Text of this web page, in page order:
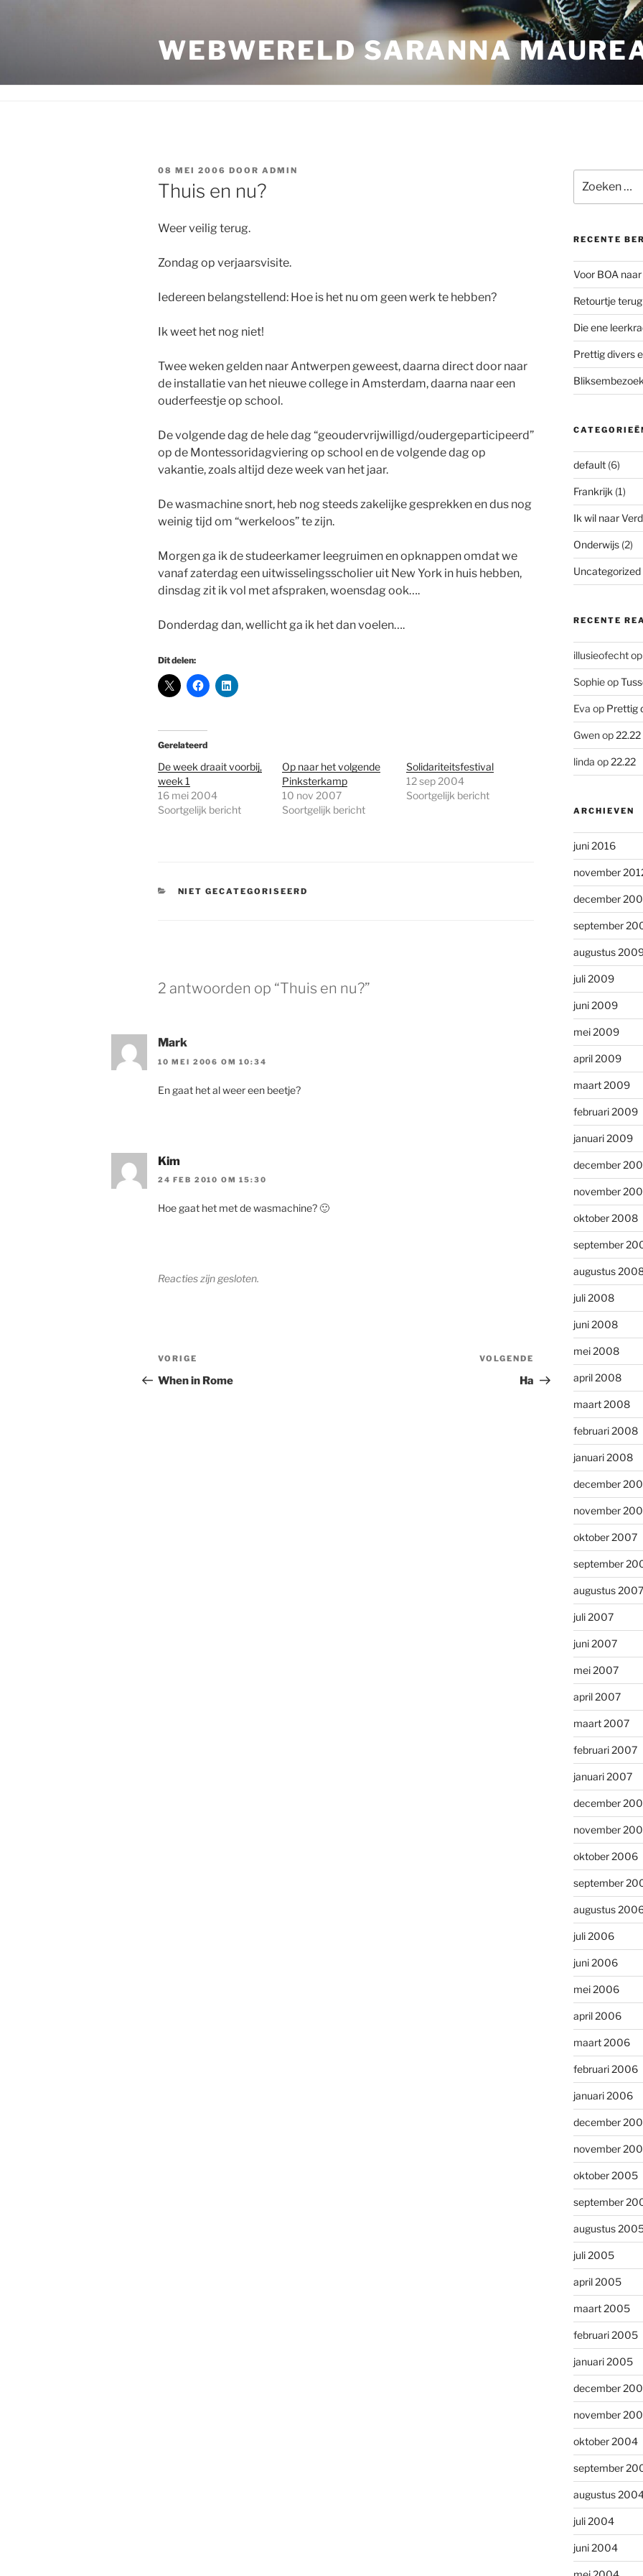
WEBWERELD SARANNA
GEPLAATST
OP
08 MEI 2006 DOOR ADMIN
Thuis en nu?
Weer veilig terug.
Zondag op verjaarsvisite.
Iedereen belangstellend: Hoe is het nu om geen werk te hebben?
Ik weet het nog niet!
Twee weken gelden naar Antwerpen geweest, daarna direct door naar
de installatie van het nieuwe college in Amsterdam, daarna naar een
ouderfeestje op school.
De volgende dag de hele dag “geoudervrijwilligd/oudergeparticipeerd”
op de Montessoridagviering op school en de volgende dag op
vakantie, zoals altijd deze week van het jaar.
De wasmachine snort, heb nog steeds zakelijke gesprekken en dus nog
weinig tijd om “werkeloos” te zijn.
Morgen ga ik de studeerkamer leegruimen en opknappen omdat we
vanaf zaterdag een uitwisselingsscholier uit New York in huis hebben,
dinsdag zit ik vol met afspraken, woensdag ook….
Donderdag dan, wellicht ga ik het dan voelen….
Dit delen:
Gerelateerd
De week draait voorbij,
week 1
16 mei 2004
Soortgelijk bericht
Op naar het volgende
Pinksterkamp
10 nov 2007
Soortgelijk bericht
Solidariteitsfestival
12 sep 2004
Soortgelijk bericht
CATEGORIEËN
NIET GECATEGORISEERD
2 antwoorden op “Thuis en nu?”
Mark
10 MEI 2006 OM 10:34
En gaat het al weer een beetje?
Kim
24 FEB 2010 OM 15:30
Hoe gaat het met de wasmachine? 🙂
Reacties zijn gesloten.
Bericht
navigatie
Vorig
bericht
VORIGE
When in Rome
bericht
VOLGENDE
Ha
naar:
RECENTE
Voor BOA
Retourtje
Die ene
Prettig divers
default(6)
Frankrijk (1)
Ik wil naar
Onderwijs(2)
Uncategorized
RECENTE
illusieofechtop
Sophieop
Eva op Prettig
Gwenop22.22
linda op22.22
ARCHIEVEN
juni 2016
november
december
september
augustus
juli 2009
juni 2009
mei 2009
april 2009
maart 2009
februari 2009
januari 2009
december
november
oktober 2008
september
augustus
juli 2008
juni 2008
mei 2008
april 2008
maart 2008
februari 2008
januari 2008
december
november
oktober 2007
september
augustus 2007
juli 2007
juni 2007
mei 2007
april 2007
maart 2007
februari 2007
januari 2007
december
november
oktober 2006
september
augustus
juli 2006
juni 2006
mei 2006
april 2006
maart 2006
februari 2006
januari 2006
december
november
oktober 2005
september
augustus
juli 2005
april 2005
maart 2005
februari 2005
januari 2005
december
november
oktober 2004
september
augustus
juli 2004
juni 2004